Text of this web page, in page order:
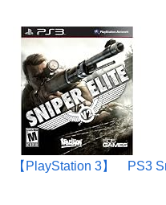
【PlayStation 3】 PS3